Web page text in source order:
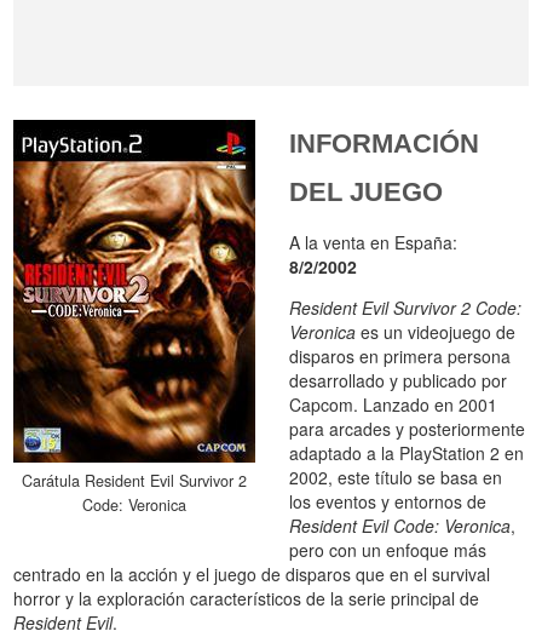
Carátula Resident Evil Survivor 2
Code: Veronica
INFORMACIÓN
DEL JUEGO
A la venta en España:
8/2/2002
Resident Evil Survivor 2 Code:
Veronica es un videojuego de
disparos en primera persona
desarrollado y publicado por
Capcom. Lanzado en 2001
para arcades y posteriormente
adaptado a la PlayStation 2 en
2002, este título se basa en
los eventos y entornos de
Resident Evil Code: Veronica,
pero con un enfoque más
centrado en la acción y el juego de disparos que en el survival
horror y la exploración característicos de la serie principal de
Resident Evil.